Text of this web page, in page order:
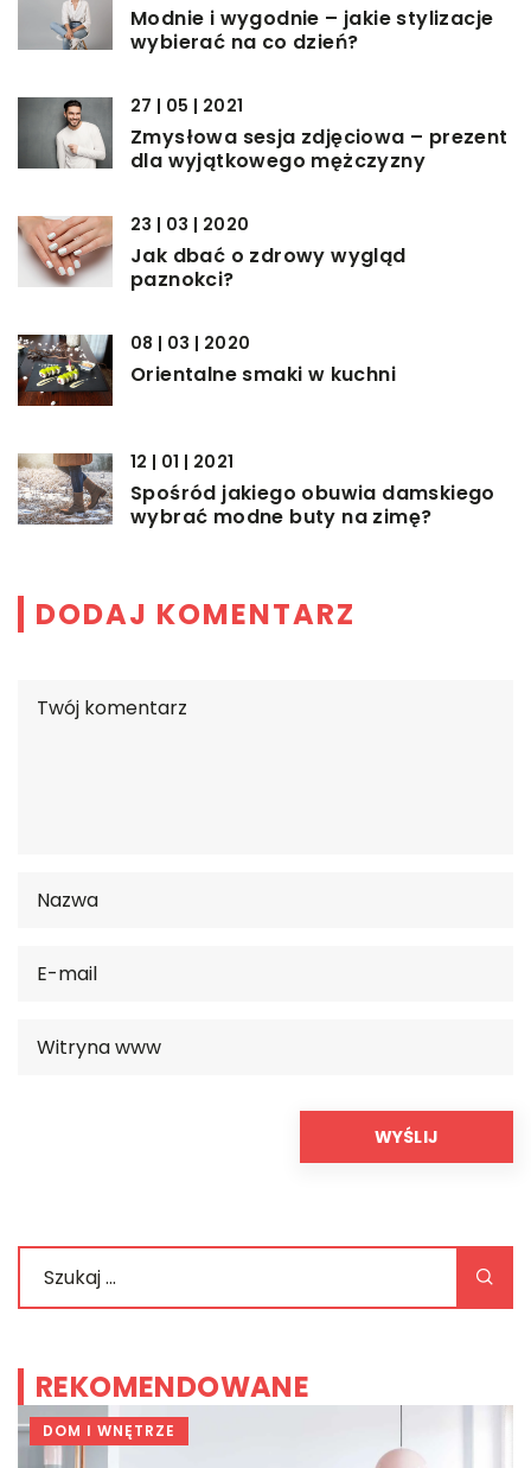
Modnie i wygodnie – jakie stylizacje
wybierać na co dzień?
27 | 05 | 2021
Zmysłowa sesja zdjęciowa – prezent
dla wyjątkowego mężczyzny
23 | 03 | 2020
Jak dbać o zdrowy wygląd
paznokci?
08 | 03 | 2020
Orientalne smaki w kuchni
12 | 01 | 2021
Spośród jakiego obuwia damskiego
wybrać modne buty na zimę?
DODAJ KOMENTARZ
REKOMENDOWANE
DOM I WNĘTRZE